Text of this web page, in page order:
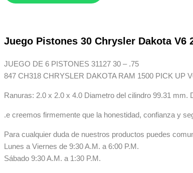
Juego Pistones 30 Chrysler Dakota V6
JUEGO DE 6 PISTONES 31127 30 – .75
847 CH318 CHRYSLER DAKOTA RAM 1500 PICK UP
Ranuras: 2.0 x 2.0 x 4.0 Diametro del cilindro 99.31
.e creemos firmemente que la honestidad, confianza y
Para cualquier duda de nuestros productos puedes
Lunes a Viernes de 9:30 A.M. a 6:00 P.M.
Sábado 9:30 A.M. a 1:30 P.M.